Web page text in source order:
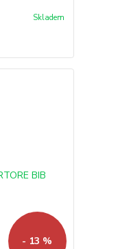
Skladem
- 13 %